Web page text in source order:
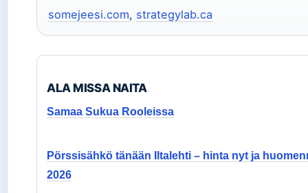
somejeesi.com, strategylab.ca
ALA MISSA NAITA
Samaa Sukua Rooleissa
Pörssisähkö tänään Iltalehti – hinta nyt ja
2026